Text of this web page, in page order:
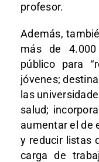
profesor.
Además,
más de
público para
jóvenes;
las
salud;
aumentar el de
y reducir listas
carga de